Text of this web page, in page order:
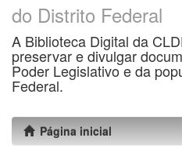
do Distrito Federal
A Biblioteca Digital da
preservar e divulgar
Poder Legislativo e da
Federal.
Página inicial